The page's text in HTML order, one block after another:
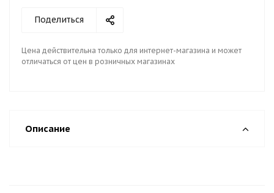
Поделиться
Цена действительна только для интернет-магазина и может
отличаться от цен в розничных магазинах
Описание